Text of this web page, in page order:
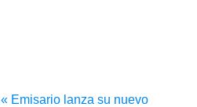
« Emisario lanza su nuevo